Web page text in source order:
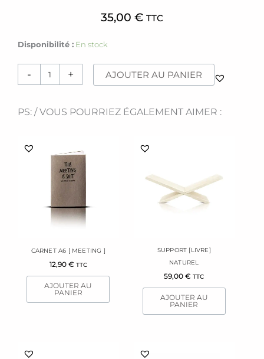
35,00 € TTC
Disponibilité : En stock
-
quantité
+ AJOUTER AU PANIER
PS: / VOUS POURRIEZ ÉGALEMENT AIMER :
CARNET A6 [ MEETING ]
12,90 € TTC
AJOUTER AU
PANIER
SUPPORT [LIVRE]
NATUREL
59,00€ TTC
AJOUTER AU
PANIER